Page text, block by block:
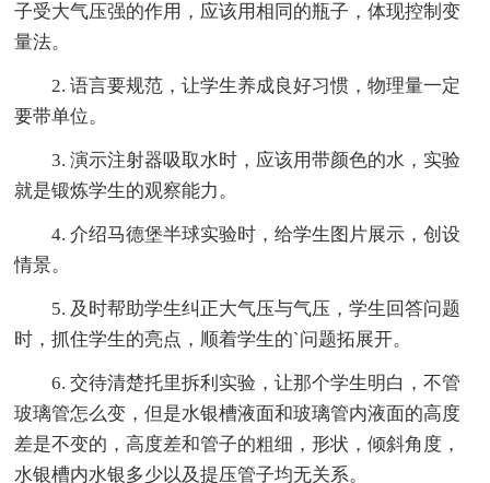
子受大气压强的作用，应该用相同的瓶子，体现控制变
量法。
2. 语言要规范，让学生养成良好习惯，物理量一定
要带单位。
3. 演示注射器吸取水时，应该用带颜色的水，实验
就是锻炼学生的观察能力。
4. 介绍马德堡半球实验时，给学生图片展示，创设
情景。
5. 及时帮助学生纠正大气压与气压，学生回答问题
时，抓住学生的亮点，顺着学生的`问题拓展开。
6. 交待清楚托里拆利实验，让那个学生明白，不管
玻璃管怎么变，但是水银槽液面和玻璃管内液面的高度
差是不变的，高度差和管子的粗细，形状，倾斜角度，
水银槽内水银多少以及提压管子均无关系。